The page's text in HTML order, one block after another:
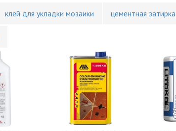
клей для укладки мозаики цементная затирка